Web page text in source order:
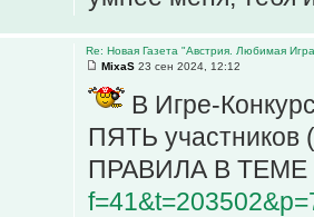
Re: Новая Газета "Австрия. Любимая
MixaS 23 сен 2024, 12:12
В Игре-
ПЯТЬ участников
ПРАВИЛА В